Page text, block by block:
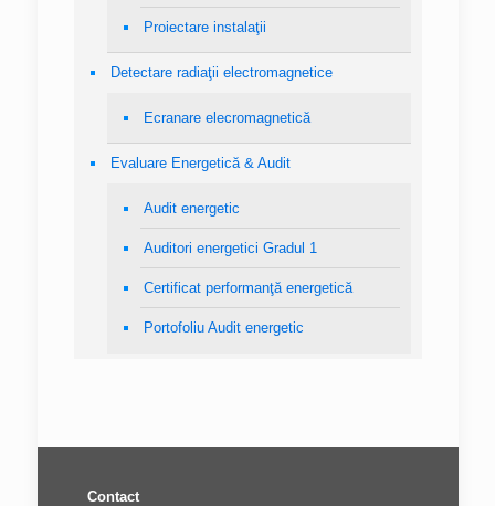
Proiectare instalaţii
Detectare radiaţii electromagnetice
Ecranare elecromagnetică
Evaluare Energetică & Audit
Audit energetic
Auditori energetici Gradul 1
Certificat performanţă energetică
Portofoliu Audit energetic
Contact